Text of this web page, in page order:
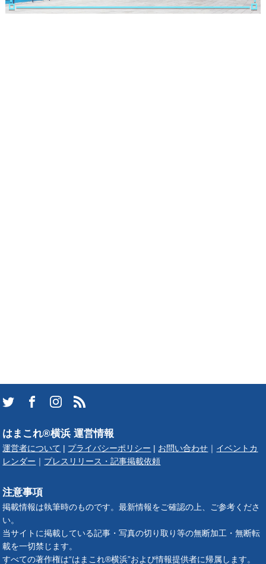
はまこれ®横浜 運営情報
運営者について プライバシーポリシー お問い合わせ
イベントカ
レンダー
プレスリリース・記事掲載依頼
注意事項
掲載情報は執筆時のものです。最新情報をご確認の上、ご参考くださ
い。
当サイトに掲載している記事・写真の切り取り等の無断加工・無断転
載を一切禁じます。
すべての著作権は“はまこれ®横浜”および情報提供者に帰属します。